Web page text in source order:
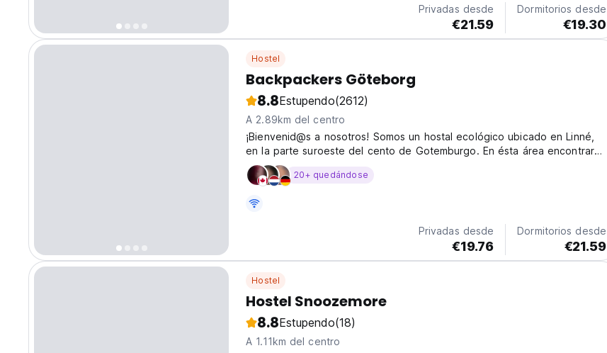
Privadas desde
€21.59
Dormitorios desde
€19.30
Hostel
Backpackers Göteborg
8.8Estupendo(2612)
A 2.89km del centro
¡Bienvenid@s a nosotros! Somos un hostal ecológico ubicado en Linné,
en la parte suroeste del cento de Gotemburgo. En ésta área encontrará
muchos bares, pubs, restaurantes, cafeterías y la mayoría de los lugares
de interés de Gotemburgo, como su canal, jardín...
20+ quedándose
Privadas desde
€19.76
Dormitorios desde
€21.59
Hostel
Hostel Snoozemore
8.8Estupendo(18)
A 1.11km del centro